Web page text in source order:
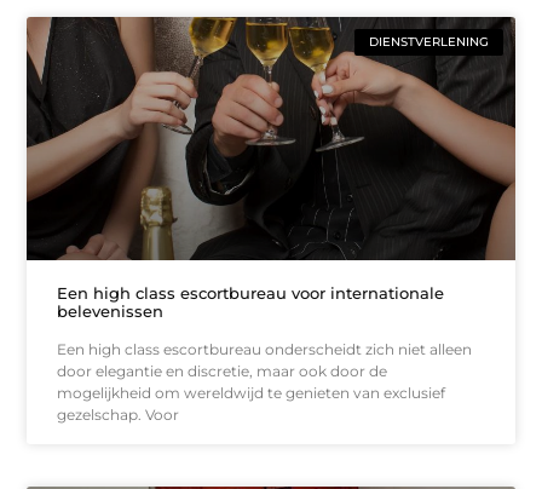
DIENSTVERLENING
Een high class escortbureau voor internationale
belevenissen
Een high class escortbureau onderscheidt zich niet alleen
door elegantie en discretie, maar ook door de
mogelijkheid om wereldwijd te genieten van exclusief
gezelschap. Voor